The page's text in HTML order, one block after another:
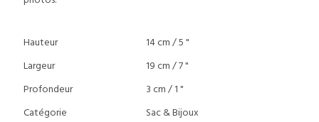
Hauteur
14 cm / 5 "
Largeur
19 cm / 7 "
Profondeur
3 cm / 1 "
Catégorie
Sac & Bijoux